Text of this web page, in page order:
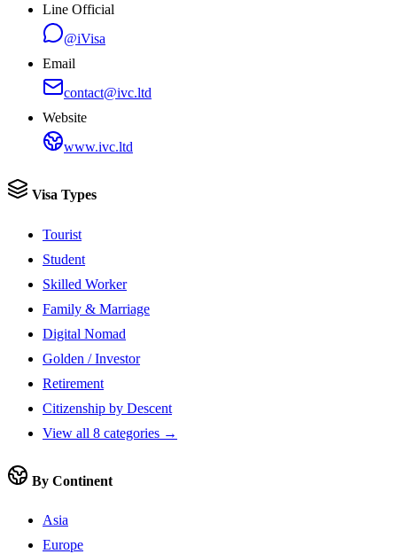
Line Official
@iVisa
Email
contact@ivc.ltd
Website
www.ivc.ltd
Visa Types
Tourist
Student
Skilled Worker
Family & Marriage
Digital Nomad
Golden / Investor
Retirement
Citizenship by Descent
View all 8 categories →
By Continent
Asia
Europe